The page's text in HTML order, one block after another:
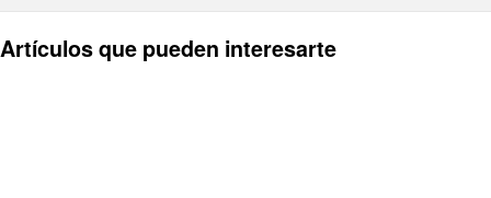
Artículos que pueden interesarte